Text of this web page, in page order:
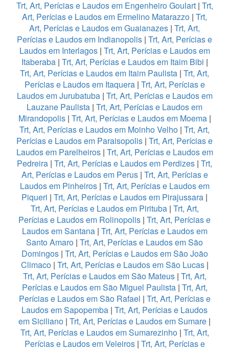
Trt, Art, Perícias e Laudos em Engenheiro Goulart | Trt,
Art, Perícias e Laudos em Ermelino Matarazzo | Trt,
Art, Perícias e Laudos em Guaianazes | Trt, Art,
Perícias e Laudos em Indianopolis | Trt, Art, Perícias e
Laudos em Interlagos| Trt, Art, Perícias e Laudos em
Itaberaba| Trt, Art, Perícias e Laudos em Itaim Bibi |
Trt, Art, Perícias e Laudos em Itaim Paulista | Trt, Art,
Perícias e Laudos em Itaquera| Trt, Art, Perícias e
Laudos em Jurubatuba| Trt, Art, Perícias e Laudos em
Lauzane Paulista | Trt, Art, Perícias e Laudos em
Mirandopolis| Trt, Art, Perícias e Laudos em Moema|
Trt, Art, Perícias e Laudos em Moinho Velho | Trt, Art,
Perícias e Laudos em Paraisopolis | Trt, Art, Perícias e
Laudos em Parelheiros| Trt, Art, Perícias e Laudos em
Pedreira | Trt, Art, Perícias e Laudos em Perdizes | Trt,
Art, Perícias e Laudos em Perus| Trt, Art, Perícias e
Laudos em Pinheiros| Trt, Art, Perícias e Laudos em
Piqueri | Trt, Art, Perícias e Laudos em Pirajussara |
Trt, Art, Perícias e Laudos em Pirituba| Trt, Art,
Perícias e Laudos em Rolinopolis | Trt, Art, Perícias e
Laudos em Santana| Trt, Art, Perícias e Laudos em
Santo Amaro | Trt, Art, Perícias e Laudos em São
Domingos| Trt, Art, Perícias e Laudos em São João
Climaco| Trt, Art, Perícias e Laudos em São Lucas|
Trt, Art, Perícias e Laudos em São Mateus | Trt, Art,
Perícias e Laudos em São Miguel Paulista| Trt, Art,
Perícias e Laudos em São Rafael | Trt, Art, Perícias e
Laudos em Sapopemba | Trt, Art, Perícias e Laudos
em Siciliano | Trt, Art, Perícias e Laudos em Sumare |
Trt, Art, Perícias e Laudos em Sumarezinho| Trt, Art,
Perícias e Laudos em Veleiros| Trt, Art, Perícias e